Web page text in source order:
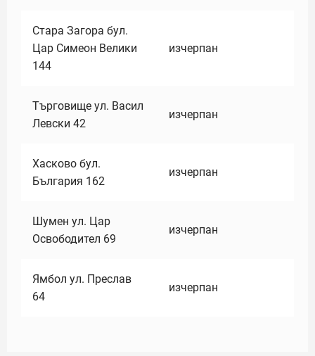
Стара Загора бул.
Цар Симеон Велики
144
изчерпан
Търговище ул. Васил
Левски 42
изчерпан
Хасково бул.
България 162
изчерпан
Шумен ул. Цар
Освободител 69
изчерпан
Ямбол ул. Преслав
64
изчерпан